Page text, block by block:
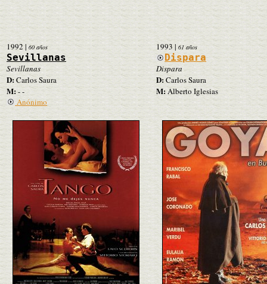
1992| 60 años
Sevillanas
Sevillanas
D:Carlos Saura
M:- -
Anónimo
1993 | 61 años
Dispara
Dispara
D:Carlos Saura
M:Alberto Iglesias